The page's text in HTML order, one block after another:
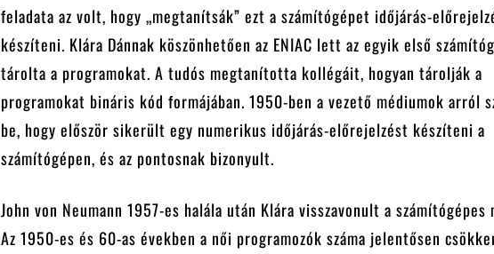
feladata az volt, hogy „megtanítsák” ezt a számítógépet időjárás-
készíteni. Klára Dánnak köszönhetően az ENIAC lett az egyik első
tárolta a programokat. A tudós megtanította kollégáit, hogyan tárolják a
programokat bináris kód formájában. 1950-ben a vezető médiumok arról
be, hogy először sikerült egy numerikus időjárás-előrejelzést készíteni a
számítógépen, és az pontosnak bizonyult.
John von Neumann 1957-es halála után Klára visszavonult a számítógépes
Az 1950-es és 60-as években a női programozók száma jelentősen